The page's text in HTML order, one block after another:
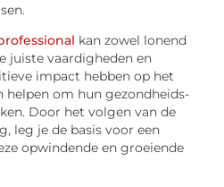
kan zowel lonend
juiste vaardigheden en
impact hebben op het
helpen om hun gezondheids-
Door het volgen van de
leg je de basis voor een
opwindende en groeiende